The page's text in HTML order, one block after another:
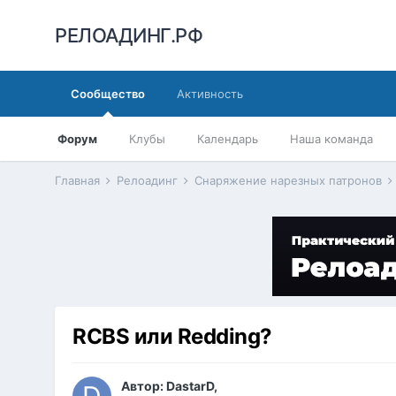
РЕЛОАДИНГ.РФ
Сообщество
Форум Клубы Календарь Наша команда
Активность
Главная Релоадинг Снаряжение нарезных патронов
RCBS или Redding?
Автор:DastarD,